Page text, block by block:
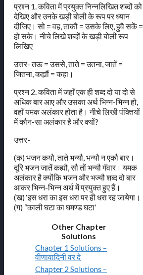
प्रश्न 1. कविता में प्रयुक्त निन्नलिखित शब्दों को
देखिए और उनके खड़ी बोली के रूप पर ध्यान
दीजिए। सो = वह, ताकौ = उसके लिए, हुवै सकें =
हो सके। नीचे लिखे शब्दों के खड़ी बोली रूप
लिखिए
उत्तर- तऊ = उससे, ताते = उतना, जातें =
जितना, कह्यौं = कहा।
प्रश्न 2. कविता में जहाँ एक ही शब्द दो या दो से
अधिक बार आए और उसका अर्थ भिन्न-भिन्न हो,
वहाँ यमक अलंकार होता है। नीचे लिखी पंक्तियों
में कौन-सा अलंकार है और क्यों?
उत्तर-
(क) भजन कयौ, ताते भन्यौ, भन्यौ न एकौ बार।
दूरि भजन जातें कह्यौ, सौ तों भन्यौ गॅवार। यमक
अलंकार है क्योंकि भजन और भज्यौ शब्द दो बार
आकर भिन्न-भिन्न अर्थ में प्रयुक्त हुए हैं।
(ख) ‘इस धरा का इस धरा पर ही धरा रह जायेगा।
(ग) “काली घटा का घमण्ड घटा’
Other Chapter
Solutions
Chapter 1 Solutions –
वीणावादिनी वर दे
Chapter 2 Solutions –